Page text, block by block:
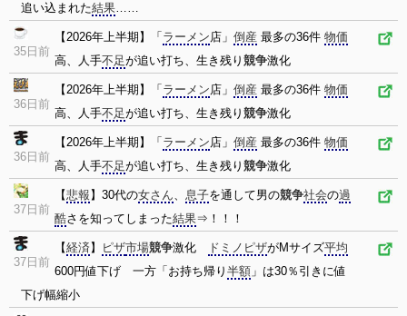
追い込まれた結果……
35日前
【2026年上半期】「 ラーメン店」 倒産 最多の36件 物価
高、人手不足が追い打ち、生き残り 競争激化
36日前
【2026年上半期】「 ラーメン店」 倒産 最多の36件 物価
高、人手不足が追い打ち、生き残り 競争激化
36日前
【2026年上半期】「 ラーメン店」 倒産 最多の36件 物価
高、人手不足が追い打ち、生き残り 競争激化
37日前
【悲報 】30代の女さん、 息子を通して男の競争社会の過
酷さを知ってしまった結果⇒！！！
37日前
【経済 】 ピザ市場競争激化 ドミノピザがMサイズ平均
600円値下げ 一方「お持ち帰り 半額 」は30％引きに値
下げ幅縮小